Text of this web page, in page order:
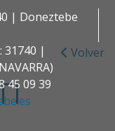
| Doneztebe
31740 |
45 09 39
Volver